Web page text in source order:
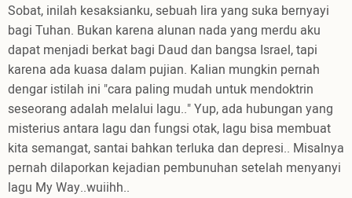
Sobat, inilah kesaksianku, sebuah lira yang suka bernyayi
bagi Tuhan. Bukan karena alunan nada yang merdu aku
dapat menjadi berkat bagi Daud dan bangsa Israel, tapi
karena ada kuasa dalam pujian. Kalian mungkin pernah
dengar istilah ini "cara paling mudah untuk mendoktrin
seseorang adalah melalui lagu.." Yup, ada hubungan yang
misterius antara lagu dan fungsi otak, lagu bisa membuat
kita semangat, santai bahkan terluka dan depresi.. Misalnya
pernah dilaporkan kejadian pembunuhan setelah menyanyi
lagu My Way..wuiihh..